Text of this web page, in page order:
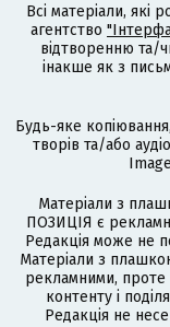
Всі матеріали, які
агентство
відтворенню та/
інакше як з
Будь-яке
творів та/або
Матеріали з
ПОЗИЦІЯ є
Редакція може не
Матеріали з
рекламними, проте
контенту і
Редакція не несе